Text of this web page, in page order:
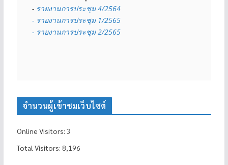
- รายงานการประชุม 4/2564
- รายงานการประชุม 1/2565
- รายงานการประชุม 2/2565
จำนวนผู้เข้าชมเว็บไซต์
Online Visitors: 3
Total Visitors: 8,196